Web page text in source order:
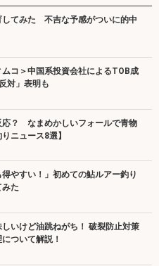
してみた 不吉な予感がついに的中
ムコ＞中国系投資会社によるTOB成
対」表明も
応？ なまめかしいフォールで青物
ニュース8選】
得やすい！」初めての鮎ルアー釣り
た
いけど油跳ねがち！ 破裂防止対策
ついて解説！